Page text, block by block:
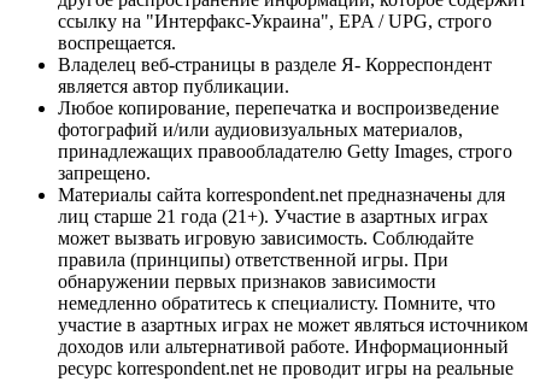
ссылку на "Интерфакс-Украина", EPA / UPG, строго
воспрещается.
Владелец веб-страницы в разделе Я- Корреспондент
является автор публикации.
Любое копирование, перепечатка и воспроизведение
фотографий и/или аудиовизуальных материалов,
принадлежащих правообладателю Getty Images, строго
запрещено.
Материалы сайта korrespondent.net предназначены для
лиц старше 21 года (21+). Участие в азартных играх
может вызвать игровую зависимость. Соблюдайте
правила (принципы) ответственной игры. При
обнаружении первых признаков зависимости
немедленно обратитесь к специалисту. Помните, что
участие в азартных играх не может являться источником
доходов или альтернативой работе. Информационный
ресурс korrespondent.net не проводит игры на реальные